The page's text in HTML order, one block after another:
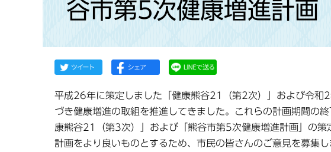
谷市第5次健康増進計画
平成26年に策定しました「健康熊谷21（第2次）」および令和
づき健康増進の取組を推進してきました。これらの計画期間の
康熊谷21（第3次）」および「熊谷市第5次健康増進計画」の策
計画をより良いものとするため、市民の皆さんのご意見を募集し